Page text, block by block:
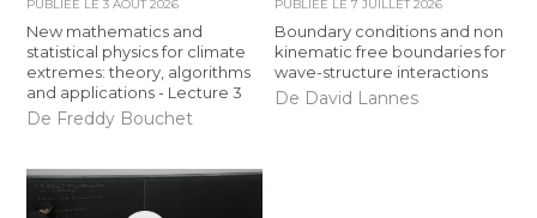
PUBLIÉE LE3 AOÛT 2026
New mathematics and
statistical physics for climate
extremes: theory, algorithms
and applications - Lecture 3
De Freddy Bouchet
PUBLIÉE LE 7 JUILLET 2026
Boundary conditions and non
kinematic free boundaries for
wave-structure interactions
De David Lannes